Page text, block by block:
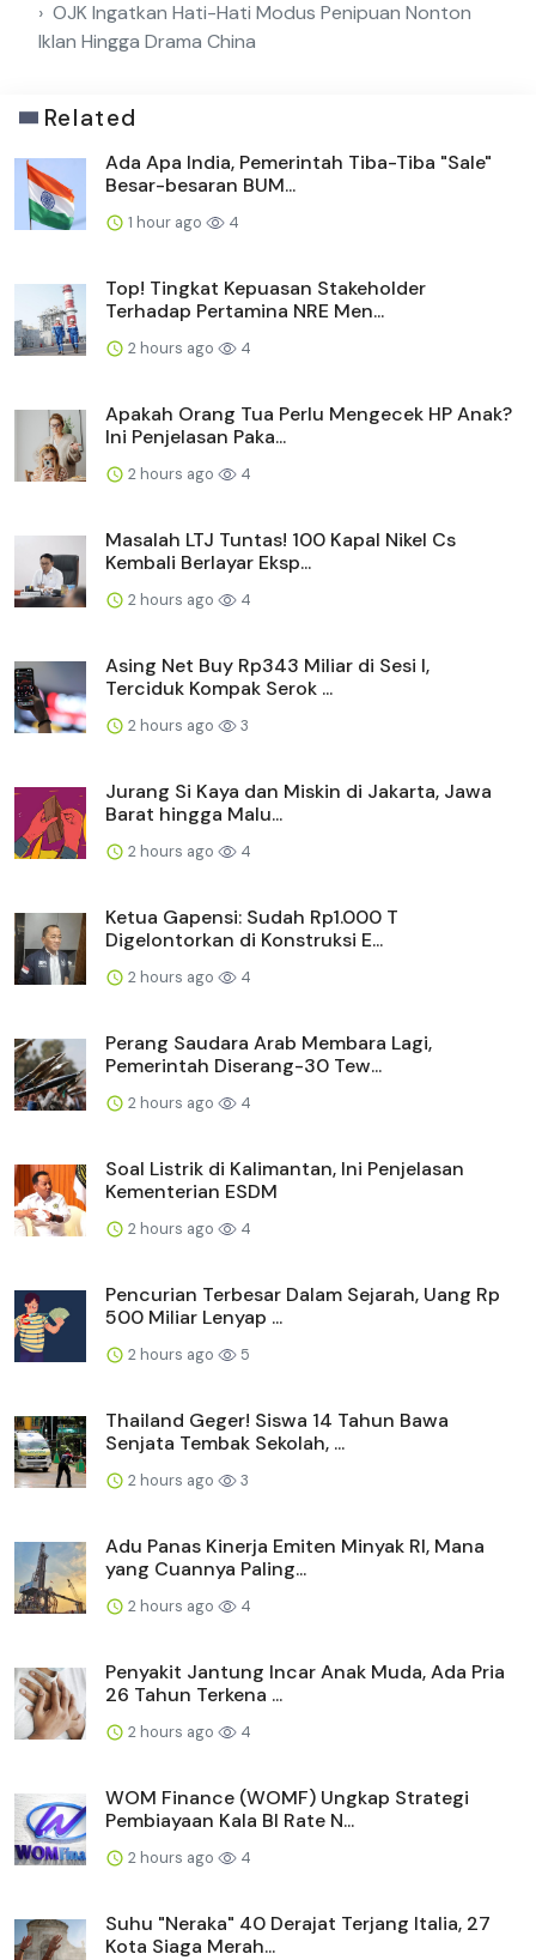
OJK Ingatkan Hati-Hati Modus Penipuan Nonton
Iklan Hingga Drama China
Related
Ada Apa India, Pemerintah Tiba-Tiba "Sale"
Besar-besaran BUM...
1 hour ago 4
Top! Tingkat Kepuasan Stakeholder
Terhadap Pertamina NRE Men...
2 hours ago 4
Apakah Orang Tua Perlu Mengecek HP Anak?
Ini Penjelasan Paka...
2 hours ago 4
Masalah LTJ Tuntas! 100 Kapal Nikel Cs
Kembali Berlayar Eksp...
2 hours ago 4
Asing Net Buy Rp343 Miliar di Sesi I,
Terciduk Kompak Serok ...
2 hours ago 3
Jurang Si Kaya dan Miskin di Jakarta, Jawa
Barat hingga Malu...
2 hours ago 4
Ketua Gapensi: Sudah Rp1.000 T
Digelontorkan di Konstruksi E...
2 hours ago 4
Perang Saudara Arab Membara Lagi,
Pemerintah Diserang-30 Tew...
2 hours ago 4
Soal Listrik di Kalimantan, Ini Penjelasan
Kementerian ESDM
2 hours ago 4
Pencurian Terbesar Dalam Sejarah, Uang Rp
500 Miliar Lenyap ...
2 hours ago 5
Thailand Geger! Siswa 14 Tahun Bawa
Senjata Tembak Sekolah, ...
2 hours ago 3
Adu Panas Kinerja Emiten Minyak RI, Mana
yang Cuannya Paling...
2 hours ago 4
Penyakit Jantung Incar Anak Muda, Ada Pria
26 Tahun Terkena ...
2 hours ago 4
WOM Finance (WOMF) Ungkap Strategi
Pembiayaan Kala BI Rate N...
2 hours ago 4
Suhu "Neraka" 40 Derajat Terjang Italia, 27
Kota Siaga Merah...